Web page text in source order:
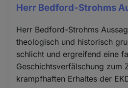
Herr Bedford-Strohms
Herr Bedford-Strohms
theologisch und historisch
schlicht und ergreifend eine
Geschichtsverfälschung zum
krampfhaften Erhaltes der